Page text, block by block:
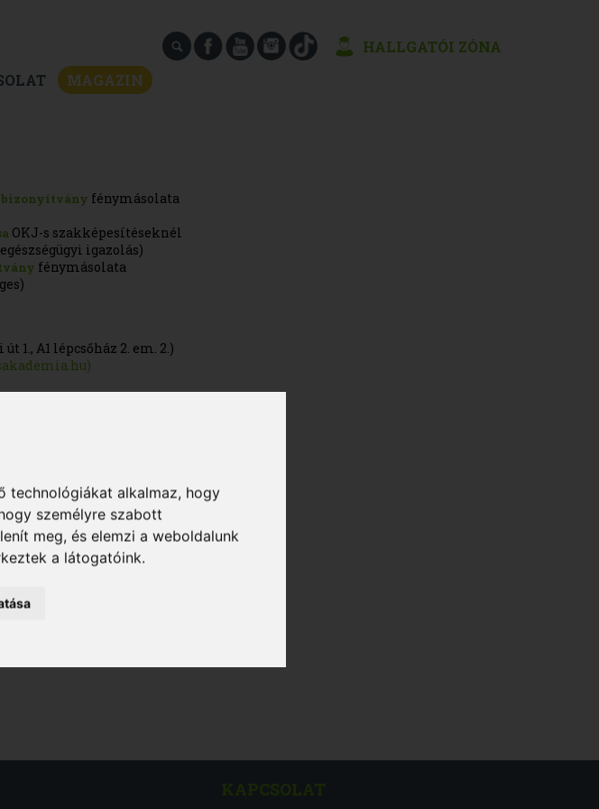
technológiákat alkalmaz, hogy
személyre szabott
meg, és elemzi a weboldalunk
a látogatóink.
HALLGATÓI ZÓNA
MAGAZIN
bizonyítvány fénymásolata
OKJ-s szakképesítéseknél
igazolás)
fénymásolata
1., A1 lépcsőház 2. em. 2.)
az alábbi linkre!